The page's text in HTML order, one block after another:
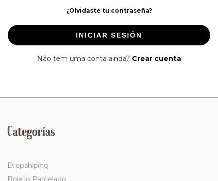
¿Olvidaste tu contraseña?
INICIAR SESIÓN
Não tem uma conta ainda? Crear cuenta
Categorías
Dropshiping
Boleto Parcelado